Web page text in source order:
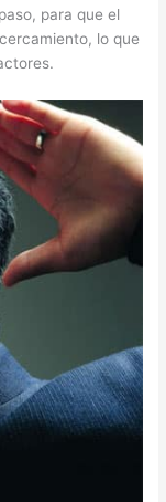
para que el
lo que